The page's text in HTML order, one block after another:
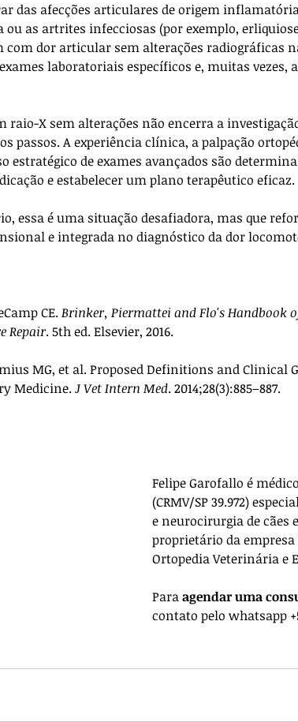
das afecções articulares de origem
as artrites infecciosas (por exemplo,
com dor articular sem alterações radiográficas
laboratoriais específicos e, muitas vezes,
raio-X sem alterações não encerra a
passos. A experiência clínica, a palpação
estratégico de exames avançados são
e estabelecer um plano terapêutico eficaz.
essa é uma situação desafiadora, mas que
e integrada no diagnóstico da dor
CE. Brinker, Piermattei and Flo's Handbook
Repair. 5th ed. Elsevier, 2016.
MG, et al. Proposed Definitions and Clinical
Medicine. J Vet Intern Med. 2014;28(3):885–887.
Felipe Garofallo é
(CRMV/SP 39.972)
e neurocirurgia de cães
proprietário da empresa
Ortopedia Veterinária e
Para agendar uma
contato pelo whatsapp